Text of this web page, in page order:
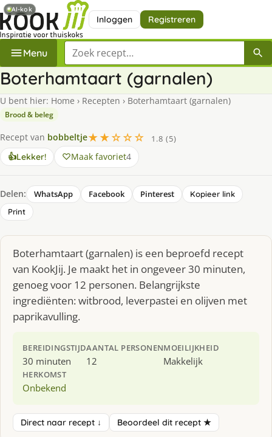
Inloggen Registreren
Menu Zoek een recept
Boterhamtaart (garnalen)
U bent hier: Home › Recepten › Boterhamtaart (garnalen)
Brood & beleg
Recept van bobbeltje★★☆☆☆
1.8 (5)
👍Lekker! Maak favoriet4
Delen: WhatsApp Facebook Pinterest
Kopieer link
Print
Boterhamtaart (garnalen) is een beproefd recept
van KookJij. Je maakt het in ongeveer 30 minuten,
genoeg voor 12 personen. Belangrijkste
ingrediënten: witbrood, leverpastei en olijven met
paprikavulling.
BEREIDINGSTIJD
30 minuten
AANTAL PERSONEN
12
MOEILIJKHEID
Makkelijk
HERKOMST
Onbekend
Direct naar recept ↓ Beoordeel dit recept ★
AI-kok